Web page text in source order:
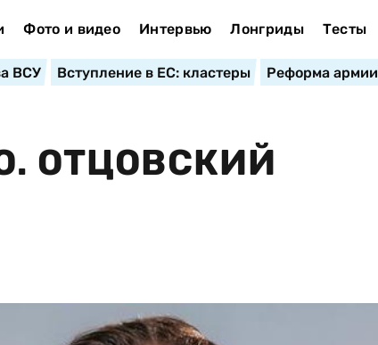
Фото и видео Интервью Лонгриды Тесты
ВСУ Вступление в ЕС: кластеры Реформа армии
ОТЦОВСКИЙ